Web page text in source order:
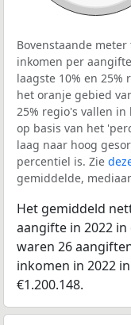
Bovenstaande
inkomen per
laagste 10% en
het oranje gebied
25% regio's vallen
op basis van het
laag naar hoog
percentiel is. Zie
gemiddelde,
Het gemiddeld
aangifte in 2022 in
waren 26
inkomen in 2022
€1.200.148.